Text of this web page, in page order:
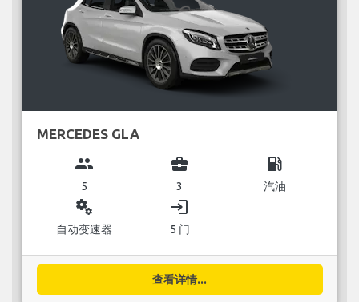
MERCEDES GLA
group
5
business_center
3
local_gas_station
汽油
miscellaneous_services
自动变速器
login
5 门
查看详情...